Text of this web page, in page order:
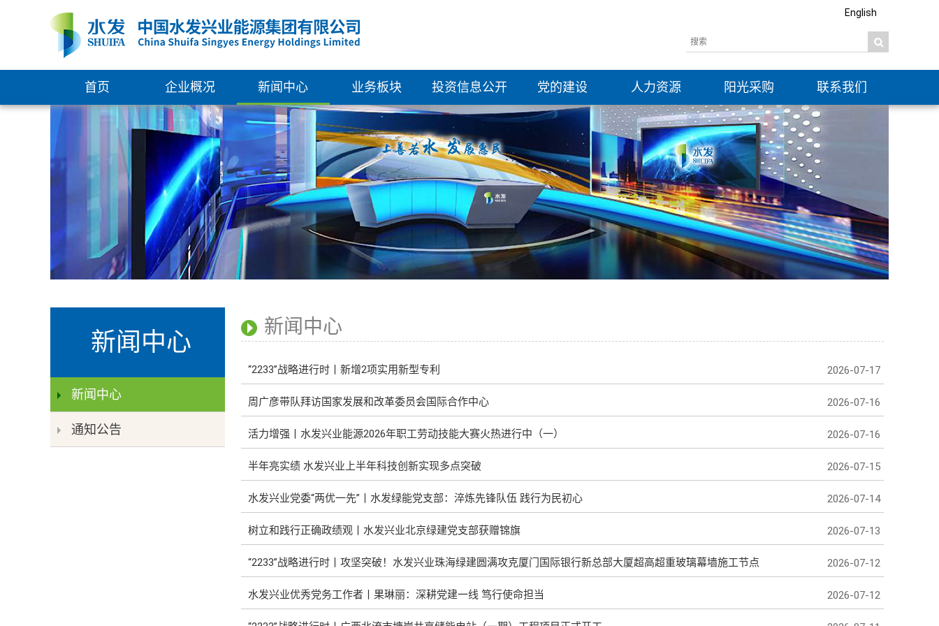
English
首页 企业概况
集团简介
组织架构
管理团队
权属企业
发展大事记
新闻中心
新闻中心
通知公告
业务板块
清洁能源
绿色建筑
新型材料
科技创新
投资信息公开
概览
公司资料
企业管治
董事会成员
财务资料
党的建设
组织架构
党建活动
群团工会
纪律检查
人力资源
社会招聘
校园招聘
公示
阳光采购
信息公开
联系我们
新闻中心
新闻中心
通知公告
新闻中心
“2233”战略进行时丨新增2项实用新型专利 2026-07-17
周广彦带队拜访国家发展和改革委员会国际合作中心 2026-07-16
活力增强丨水发兴业能源2026年职工劳动技能大赛火热进行中（一） 2026-07-16
半年亮实绩 水发兴业上半年科技创新实现多点突破 2026-07-15
水发兴业党委“两优一先”丨水发绿能党支部：淬炼先锋队伍 践行为民初心 2026-07-14
树立和践行正确政绩观丨水发兴业北京绿建党支部获赠锦旗 2026-07-13
“2233”战略进行时丨攻坚突破！水发兴业珠海绿建圆满攻克厦门国际银行新总部大厦超高超重玻璃幕墙施工节点 2026-07-12
水发兴业优秀党务工作者丨果琳丽：深耕党建一线 笃行使命担当 2026-07-12